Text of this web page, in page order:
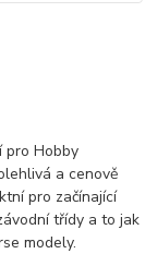
pro Hobby
a cenově
pro začínající
třídy a to jak
modely.